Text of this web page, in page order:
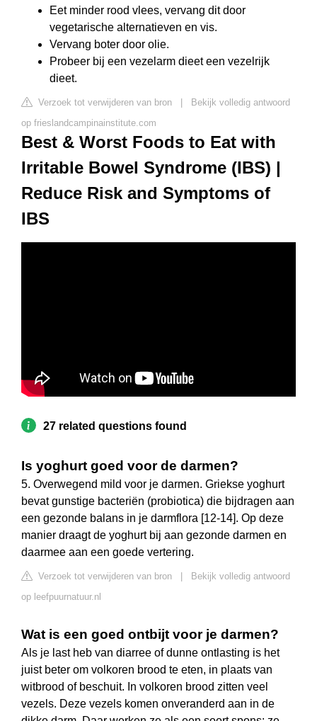
Eet minder rood vlees, vervang dit door
vegetarische alternatieven en vis.
Vervang boter door olie.
Probeer bij een vezelarm dieet een vezelrijk
dieet.
Verzoek tot verwijderen van bron
Bekijk volledig antwoord
op frieslandcampinainstitute.com
Best & Worst Foods to Eat with
Irritable Bowel Syndrome (IBS) |
Reduce Risk and Symptoms of
IBS
27 related questions found
Is yoghurt goed voor de darmen?
5. Overwegend mild voor je darmen. Griekse yoghurt
bevat gunstige bacteriën (probiotica) die bijdragen aan
een gezonde balans in je darmflora [12-14]. Op deze
manier draagt de yoghurt bij aan gezonde darmen en
daarmee aan een goede vertering.
Verzoek tot verwijderen van bron
Bekijk volledig antwoord
op leefpuurnatuur.nl
Wat is een goed ontbijt voor je darmen?
Als je last heb van diarree of dunne ontlasting is het
juist beter om volkoren brood te eten, in plaats van
witbrood of beschuit. In volkoren brood zitten veel
vezels. Deze vezels komen onveranderd aan in de